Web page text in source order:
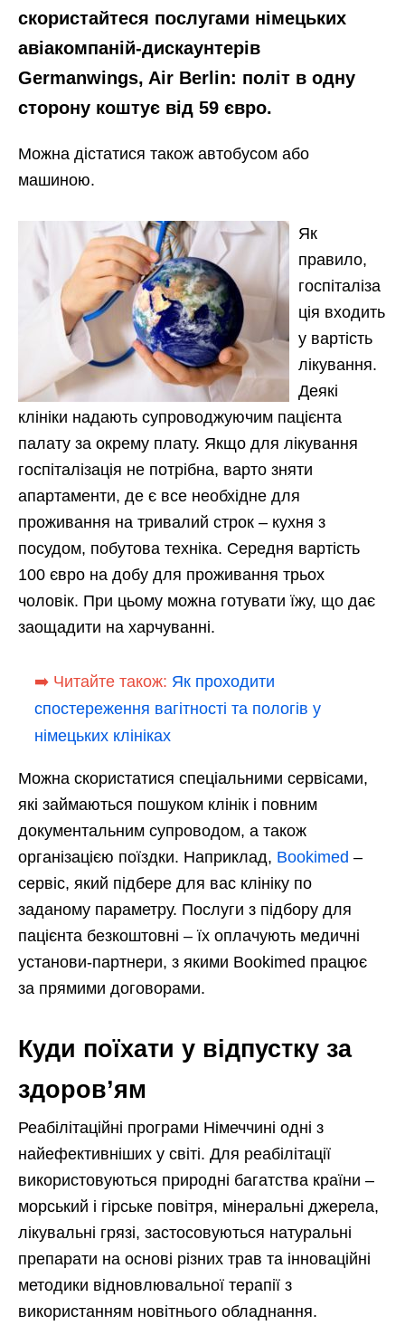
скористайтеся послугами німецьких
авіакомпаній-дискаунтерів
Germanwings, Air Berlin: політ в одну
сторону коштує від 59 євро.
Можна дістатися також автобусом або
машиною.
Як
правило,
госпіталіза
ція входить
у вартість
лікування.
Деякі
клініки надають супроводжуючим пацієнта
палату за окрему плату. Якщо для лікування
госпіталізація не потрібна, варто зняти
апартаменти, де є все необхідне для
проживання на тривалий строк – кухня з
посудом, побутова техніка. Середня вартість
100 євро на добу для проживання трьох
чоловік. При цьому можна готувати їжу, що дає
заощадити на харчуванні.
➡️ Читайте також: Як проходити
спостереження вагітності та пологів у
німецьких клініках
Можна скористатися спеціальними сервісами,
які займаються пошуком клінік і повним
документальним супроводом, а також
організацією поїздки. Наприклад, Bookimed –
сервіс, який підбере для вас клініку по
заданому параметру. Послуги з підбору для
пацієнта безкоштовні – їх оплачують медичні
установи-партнери, з якими Bookimed працює
за прямими договорами.
Куди поїхати у відпустку за
здоров’ям
Реабілітаційні програми Німеччині одні з
найефективніших у світі. Для реабілітації
використовуються природні багатства країни –
морський і гірське повітря, мінеральні джерела,
лікувальні грязі, застосовуються натуральні
препарати на основі різних трав та інноваційні
методики відновлювальної терапії з
використанням новітнього обладнання.